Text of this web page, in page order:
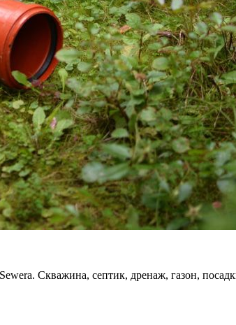
Скважина, септик, дренаж, газон,